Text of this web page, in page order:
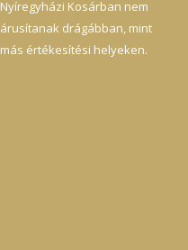
Nyíregyházi Kosárban nem
árusítanak drágábban, mint
más értékesítési helyeken.